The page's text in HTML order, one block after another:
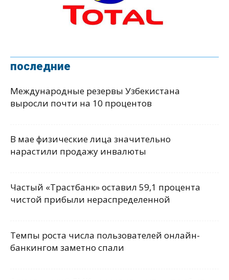
последние
Международные резервы Узбекистана
выросли почти на 10 процентов
В мае физические лица значительно
нарастили продажу инвалюты
Частый «Трастбанк» оставил 59,1 процента
чистой прибыли нераспределенной
Темпы роста числа пользователей онлайн-
банкингом заметно спали